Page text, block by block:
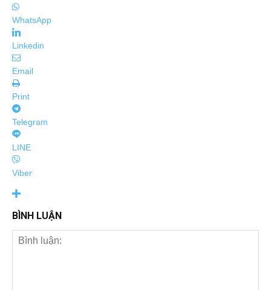
WhatsApp
Linkedin
Email
Print
Telegram
LINE
Viber
BÌNH LUẬN